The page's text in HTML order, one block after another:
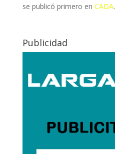
se publicó primero en CADA.
Publicidad